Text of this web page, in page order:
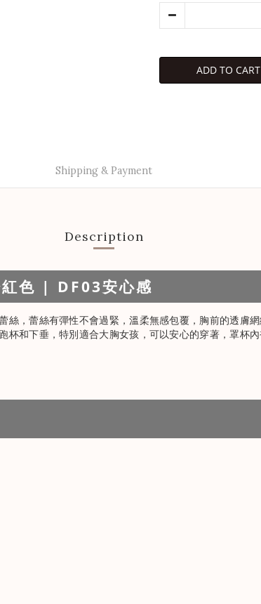
ADD TO CART
Shipping & Payment
Description
紅色 | DF03安心感
，蕾絲有彈性不會過緊，溫柔無感包覆，胸前的透膚
杯和下垂，特別適合大胸女孩，可以安心的穿著，罩杯